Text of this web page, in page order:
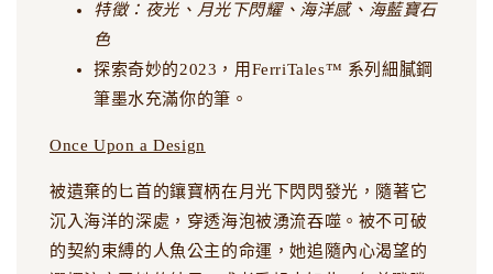
特徵：夜光、月光下閃耀、海洋感、海藍寶石
色
探索奇妙的2023，用FerriTales™ 系列細膩鋼
筆墨水充滿你的筆。
Once Upon a Design
被遺棄的匕首的鑲寶柄在月光下閃閃發光，隨著它
沉入海洋的深處，穿透海泡被湧流吞噬。被不可破
的契約束縛的人魚公主的命運，她追隨內心渴望的